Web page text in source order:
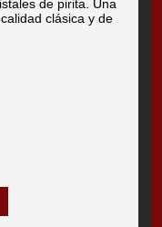
de pirita. Una
clásica y de